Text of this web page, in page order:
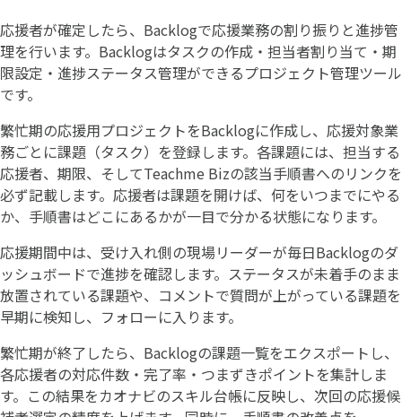
応援者が確定したら、Backlogで応援業務の割り振りと進捗管
理を行います。Backlogはタスクの作成・担当者割り当て・期
限設定・進捗ステータス管理ができるプロジェクト管理ツール
です。
繁忙期の応援用プロジェクトをBacklogに作成し、応援対象業
務ごとに課題（タスク）を登録します。各課題には、担当する
応援者、期限、そしてTeachme Bizの該当手順書へのリンクを
必ず記載します。応援者は課題を開けば、何をいつまでにやる
か、手順書はどこにあるかが一目で分かる状態になります。
応援期間中は、受け入れ側の現場リーダーが毎日Backlogのダ
ッシュボードで進捗を確認します。ステータスが未着手のまま
放置されている課題や、コメントで質問が上がっている課題を
早期に検知し、フォローに入ります。
繁忙期が終了したら、Backlogの課題一覧をエクスポートし、
各応援者の対応件数・完了率・つまずきポイントを集計しま
す。この結果をカオナビのスキル台帳に反映し、次回の応援候